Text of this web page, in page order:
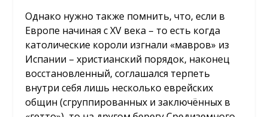
Однако нужно также помнить, что, если в
Европе начиная с XV века – то есть когда
католические короли изгнали «мавров» из
Испании – христианский порядок, наконец
восстановленный, соглашался терпеть
внутри себя лишь несколько еврейских
общин (сгруппированных и заключённых в